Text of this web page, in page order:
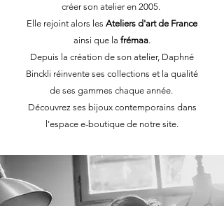
créer son atelier en 2005.
Elle rejoint alors les Ateliers d'art de France
ainsi que la frémaa.
Depuis la création de son atelier, Daphné
Binckli réinvente ses collections et la qualité
de ses gammes chaque année.
Découvrez ses bijoux contemporains dans
l'espace e-boutique de notre site.